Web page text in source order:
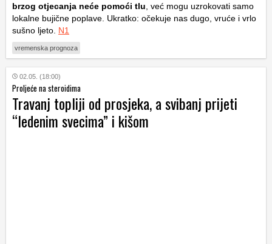
brzog otjecanja neće pomoći tlu , već mogu uzrokovati samo
lokalne bujične poplave. Ukratko: očekuje nas dugo, vruće i vrlo
sušno ljeto. N1
vremenska prognoza
02.05. (18:00)
Proljeće na steroidima
Travanj topliji od prosjeka, a svibanj prijeti
“ledenim svecima” i kišom